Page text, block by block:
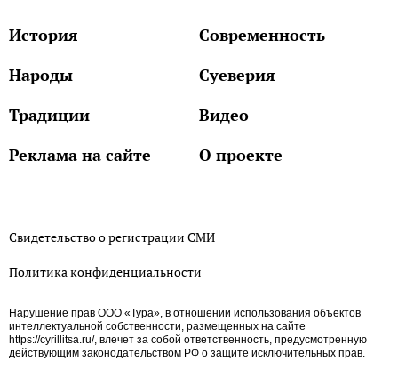
История
Современность
Народы
Суеверия
Традиции
Видео
Реклама на сайте
О проекте
Свидетельство о регистрации СМИ
Политика конфиденциальности
Нарушение прав ООО «Тура», в отношении использования объектов
интеллектуальной собственности, размещенных на сайте
https://cyrillitsa.ru/, влечет за собой ответственность, предусмотренную
действующим законодательством РФ о защите исключительных прав.